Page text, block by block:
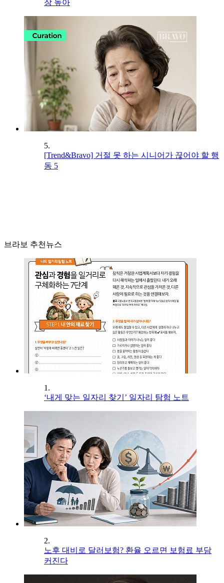
장 높아
5.
[Trend&Bravo] 거절 못 하는 시니어가 끊어야 할 행
동 5
브라보 추천뉴스
1.
‘내게 맞는 일자리 찾기’ 일자리 탐험 노트
2.
노후 대비로 달러보험? 환율 오르면 보험료 부담
커진다